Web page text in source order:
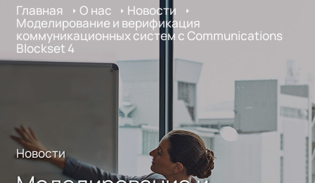
Главная О нас Новости
Моделирование и верификация
коммуникационных систем с Communications
Blockset 4
Новости